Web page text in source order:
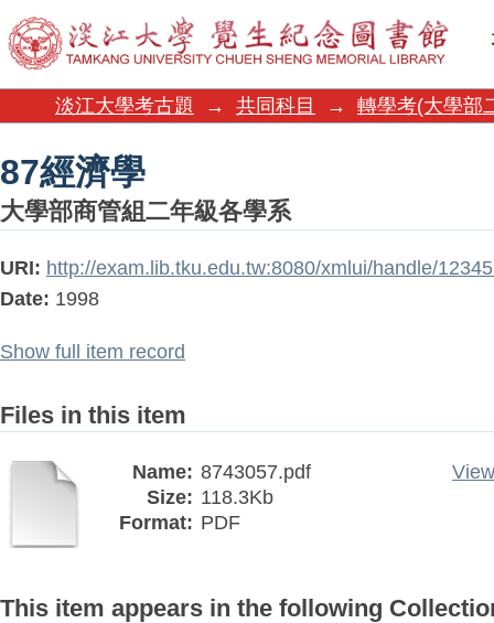
87經濟學
淡江大學考古題 → 共同科目 → 轉學考(大學部
87經濟學
大學部商管組二年級各學系
URI: http://exam.lib.tku.edu.tw:8080/xmlui/handle/
Date: 1998
Show full item record
Files in this item
Name: 8743057.pdf
Size: 118.3Kb
Format: PDF
This item appears in the following